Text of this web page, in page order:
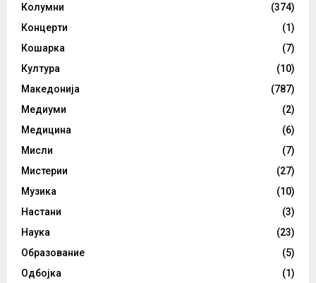
Колумни
(374)
Концерти
(1)
Кошарка
(7)
Култура
(10)
Македонија
(787)
Медиуми
(2)
Медицина
(6)
Мисли
(7)
Мистерии
(27)
Музика
(10)
Настани
(3)
Наука
(23)
Образование
(5)
Одбојка
(1)